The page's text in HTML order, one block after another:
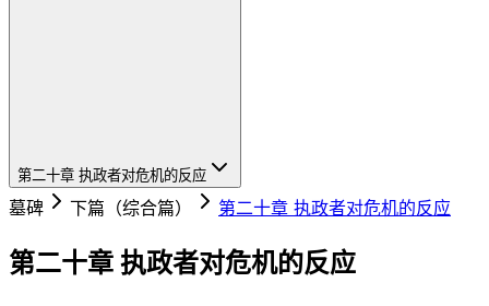
第二十章 执政者对危机的反应
墓碑 下篇（综合篇） 第二十章 执政者对危机的反应
第二十章 执政者对危机的反应